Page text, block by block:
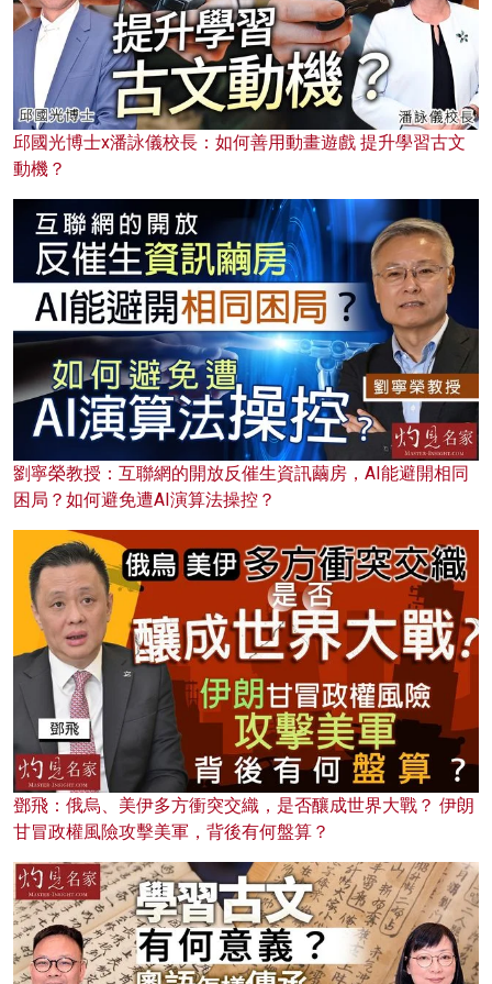
邱國光博士x潘詠儀校長：如何善用動畫遊戲 提升學習古文
動機？
劉寧榮教授：互聯網的開放反催生資訊繭房，AI能避開相同
困局？如何避免遭AI演算法操控？
鄧飛：俄烏、美伊多方衝突交織，是否釀成世界大戰？ 伊朗
甘冒政權風險攻擊美軍，背後有何盤算？